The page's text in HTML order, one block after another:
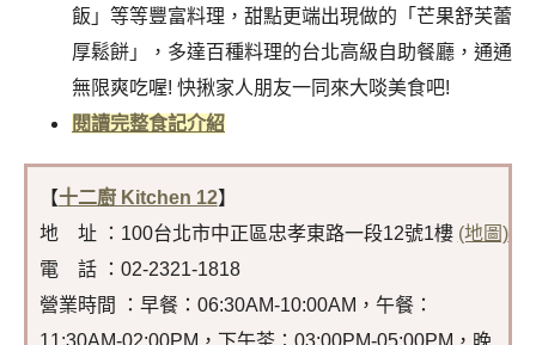
飯」等等豐富料理，甜點更端出現做的「芒果舒芙蕾
厚鬆餅」，多達百種料理的台北高級自助餐廳，通通
無限爽吃喔! 快揪家人朋友一同來大啖美食吧!
閱讀完整食記介紹
【十二廚 Kitchen 12】
地 址 ：100台北市中正區忠孝東路一段12號1樓 (地圖)
電 話 ：02-2321-1818
營業時間 ：早餐：06:30AM-10:00AM，午餐：
11:30AM-02:00PM，下午茶：03:00PM-05:00PM，晚